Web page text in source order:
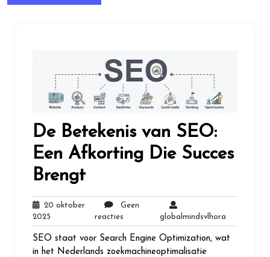
De Betekenis van SEO:
Een Afkorting Die Succes
Brengt
20 oktober
2025
oktober
2025
Geen
reacties
reacties
globalmindsvlhora
SEO staat voor Search Engine Optimization, wat
in het Nederlands zoekmachineoptimalisatie